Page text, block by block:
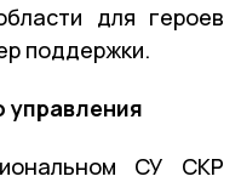
для героев
поддержки.
управления
СУ СКР